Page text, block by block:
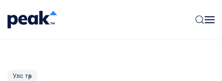
Улс төр